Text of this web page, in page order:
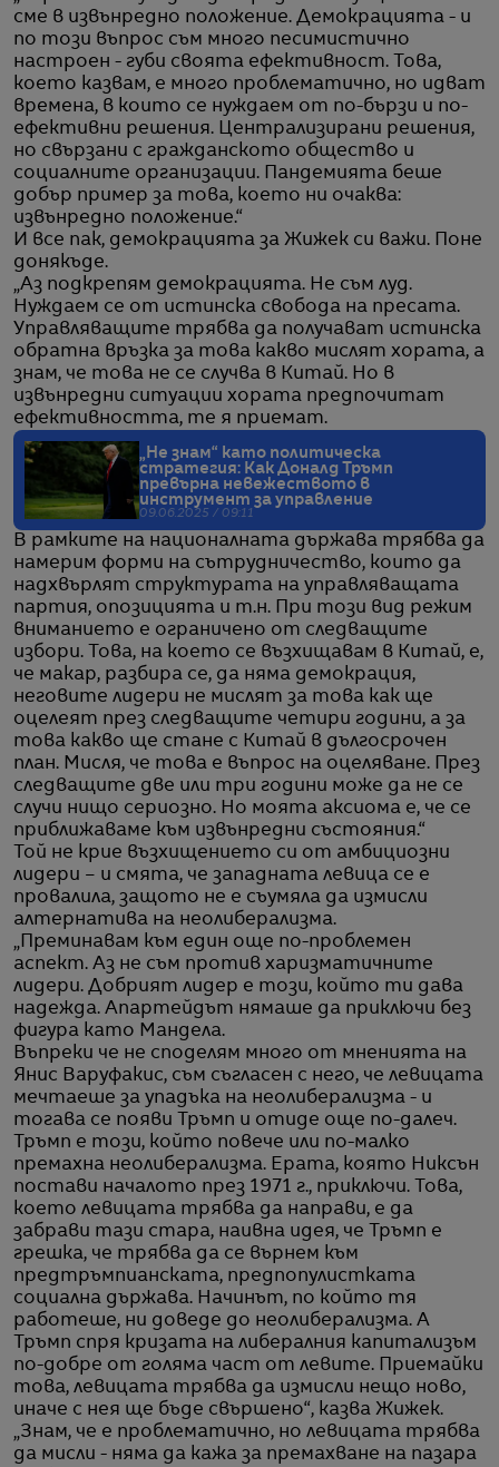
сме в извънредно положение. Демокрацията - и
по този въпрос съм много песимистично
настроен - губи своята ефективност. Това,
което казвам, е много проблематично, но идват
времена, в които се нуждаем от по-бързи и по-
ефективни решения. Централизирани решения,
но свързани с гражданското общество и
социалните организации. Пандемията беше
добър пример за това, което ни очаква:
извънредно положение.“
И все пак, демокрацията за Жижек си важи. Поне
донякъде.
„Аз подкрепям демокрацията. Не съм луд.
Нуждаем се от истинска свобода на пресата.
Управляващите трябва да получават истинска
обратна връзка за това какво мислят хората, а
знам, че това не се случва в Китай. Но в
извънредни ситуации хората предпочитат
ефективността, те я приемат.
„Не знам“ като политическа
стратегия: Как Доналд Тръмп
превърна невежеството в
инструмент за управление
09.06.2025 / 09:11
В рамките на националната държава трябва да
намерим форми на сътрудничество, които да
надхвърлят структурата на управляващата
партия, опозицията и т.н. При този вид режим
вниманието е ограничено от следващите
избори. Това, на което се възхищавам в Китай, е,
че макар, разбира се, да няма демокрация,
неговите лидери не мислят за това как ще
оцелеят през следващите четири години, а за
това какво ще стане с Китай в дългосрочен
план. Мисля, че това е въпрос на оцеляване. През
следващите две или три години може да не се
случи нищо сериозно. Но моята аксиома е, че се
приближаваме към извънредни състояния.“
Той не крие възхищението си от амбициозни
лидери – и смята, че западната левица се е
провалила, защото не е съумяла да измисли
алтернатива на неолиберализма.
„Преминавам към един още по-проблемен
аспект. Аз не съм против харизматичните
лидери. Добрият лидер е този, който ти дава
надежда. Апартейдът нямаше да приключи без
фигура като Мандела.
Въпреки че не споделям много от мненията на
Янис Варуфакис, съм съгласен с него, че левицата
мечтаеше за упадъка на неолиберализма - и
тогава се появи Тръмп и отиде още по-далеч.
Тръмп е този, който повече или по-малко
премахна неолиберализма. Ерата, която Никсън
постави началото през 1971 г., приключи. Това,
което левицата трябва да направи, е да
забрави тази стара, наивна идея, че Тръмп е
грешка, че трябва да се върнем към
предтръмпианската, предпопулистката
социална държава. Начинът, по който тя
работеше, ни доведе до неолиберализма. А
Тръмп спря кризата на либералния капитализъм
по-добре от голяма част от левите. Приемайки
това, левицата трябва да измисли нещо ново,
иначе с нея ще бъде свършено“, казва Жижек.
„Знам, че е проблематично, но левицата трябва
да мисли - няма да кажа за премахване на пазара